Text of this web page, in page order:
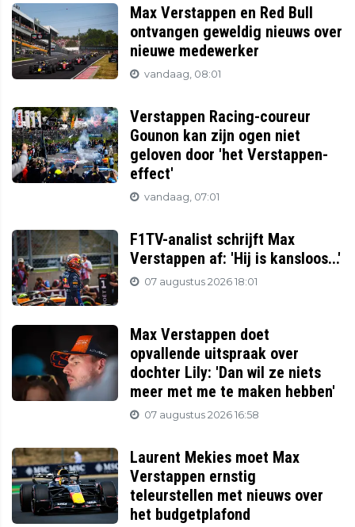
Max Verstappen en Red Bull
ontvangen geweldig nieuws over
nieuwe medewerker
vandaag, 08:01
Verstappen Racing-coureur
Gounon kan zijn ogen niet
geloven door 'het Verstappen-
effect'
vandaag, 07:01
F1TV-analist schrijft Max
Verstappen af: 'Hij is kansloos...'
07 augustus 2026 18:01
Max Verstappen doet
opvallende uitspraak over
dochter Lily: 'Dan wil ze niets
meer met me te maken hebben'
07 augustus 2026 16:58
Laurent Mekies moet Max
Verstappen ernstig
teleurstellen met nieuws over
het budgetplafond